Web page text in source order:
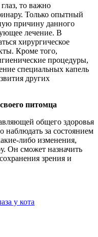
то важно
Только опытный
причину данного
лечение. В
хирургическое
Кроме того,
процедуры,
специальных капель
других
питомца
общего здоровья
наблюдать за состоянием
либо изменения,
Он сможет назначить
зрения и
у кота